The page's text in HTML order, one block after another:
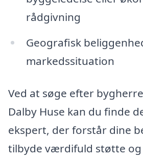
rådgivning
Geografisk
markedssituation
Ved at søge efter
Dalby Huse kan du finde
ekspert, der forstår dine
tilbyde værdifuld støtte og